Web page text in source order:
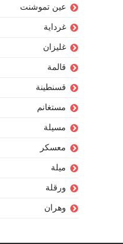
عين تموشنت
غرداية
غليزان
قالمة
قسنطينة
مستغانم
مسيلة
معسكر
ميلة
ورقلة
وهران